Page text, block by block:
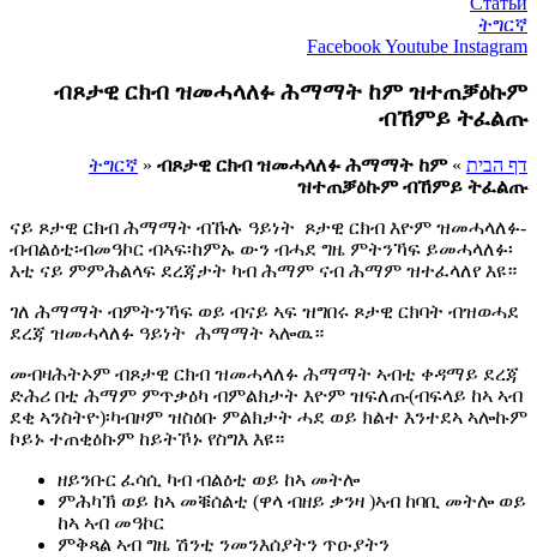
ትግርኛ
FacebookYoutube Instagram
ብጾታዊ ርክብ ዝመሓላለፉ ሕማማት ከም ዝተጠቓዕኩም
ብኸምይ ትፈልጡ
דף הבית »
ትግርኛ » ብጾታዊ ርክብ ዝመሓላለፉ ሕማማት ከም
ዝተጠቓዕኩም ብኸምይ ትፈልጡ
ናይ ጾታዊ ርክብ ሕማማት ብኹሉ ዓይነት ጾታዊ ርክብ እዮም ዝመሓላለፉ-
ብብልዕቲ፡ብመዓኮር ብኣፍ፡ከምኡ ውን ብሓደ ግዜ ምትንኻፍ ይመሓላለፉ፡
እቲ ናይ ምምሕልላፍ ደረጃታት ካብ ሕማም ናብ ሕማም ዝተፈላለየ እዩ።
ገለ ሕማማት ብምትንኻፍ ወይ ብናይ ኣፍ ዝግበሩ ጾታዊ ርክባት ብዝወሓደ
ደረጃ ዝመሓላለፉ ዓይነት ሕማማት ኣሎዉ።
መብዛሕትኦም ብጾታዊ ርክብ ዝመሓላለፉ ሕማማት ኣብቲ ቀዳማይ ደረጃ
ድሕሪ በቲ ሕማም ምጥቃዕካ ብምልክታት እዮም ዝፍለጡ(ብፍላይ ከኣ ኣብ
ደቂ ኣንስትዮ)፡ካብዞም ዝስዕቡ ምልክታት ሓደ ወይ ክልተ እንተደኣ ኣሎኩም
ኮይኑ ተጠቂዕኩም ከይትኾኑ የስግእ እዩ።
ዘይንቡር ፈሳሲ ካብ ብልዕቲ ወይ ከኣ መትሎ
ምሕካኽ ወይ ከኣ መቑሰልቲ (ዋላ ብዘይ ቃንዛ )ኣብ ከባቢ መትሎ ወይ
ከኣ ኣብ መዓኮር
ምቅጻል ኣብ ግዜ ሽንቲ ንመንእሰያትን ጥዑያትን